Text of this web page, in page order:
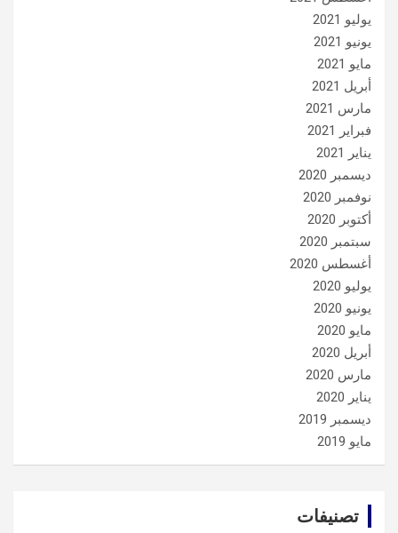
يوليو 2021
يونيو 2021
مايو 2021
أبريل 2021
مارس 2021
فبراير 2021
يناير 2021
ديسمبر 2020
نوفمبر 2020
أكتوبر 2020
سبتمبر 2020
أغسطس 2020
يوليو 2020
يونيو 2020
مايو 2020
أبريل 2020
مارس 2020
يناير 2020
ديسمبر 2019
مايو 2019
تصنيفات